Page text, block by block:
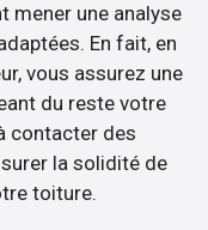
mener une analyse
En fait, en
vous assurez une
du reste votre
contacter des
la solidité de
toiture.